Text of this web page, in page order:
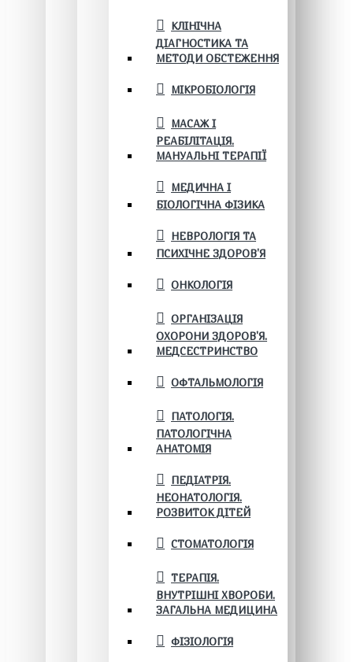
КЛІНІЧНА
ДІАГНОСТИКА ТА
МЕТОДИ ОБСТЕЖЕННЯ
МІКРОБІОЛОГІЯ
МАСАЖ І
РЕАБІЛІТАЦІЯ.
МАНУАЛЬНІ ТЕРАПІЇ
МЕДИЧНА І
БІОЛОГІЧНА ФІЗИКА
НЕВРОЛОГІЯ ТА
ПСИХІЧНЕ ЗДОРОВ’Я
ОНКОЛОГІЯ
ОРГАНІЗАЦІЯ
ОХОРОНИ ЗДОРОВ'Я.
МЕДСЕСТРИНСТВО
ОФТАЛЬМОЛОГІЯ
ПАТОЛОГІЯ.
ПАТОЛОГІЧНА
АНАТОМІЯ
ПЕДІАТРІЯ.
НЕОНАТОЛОГІЯ.
РОЗВИТОК ДІТЕЙ
СТОМАТОЛОГІЯ
ТЕРАПІЯ.
ВНУТРІШНІ ХВОРОБИ.
ЗАГАЛЬНА МЕДИЦИНА
ФІЗІОЛОГІЯ